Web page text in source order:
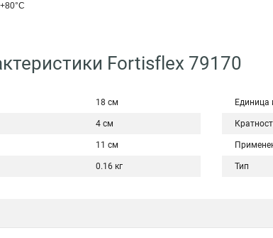
Fortisflex 79170
18 см
4 см
11 см
0.16 кг
Единица
Тип